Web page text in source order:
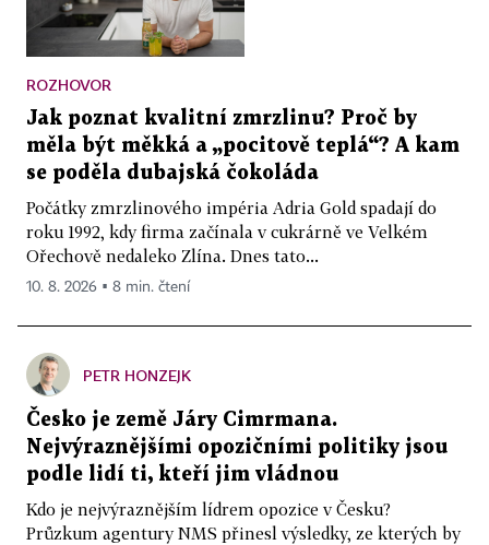
ROZHOVOR
Jak poznat kvalitní zmrzlinu? Proč by
měla být měkká a „pocitově teplá“? A kam
se poděla dubajská čokoláda
Počátky zmrzlinového impéria Adria Gold spadají do
roku 1992, kdy firma začínala v cukrárně ve Velkém
Ořechově nedaleko Zlína. Dnes tato...
10. 8. 2026 ▪ 8 min. čtení
PETR HONZEJK
Česko je země Járy Cimrmana.
Nejvýraznějšími opozičními politiky jsou
podle lidí ti, kteří jim vládnou
Kdo je nejvýraznějším lídrem opozice v Česku?
Průzkum agentury NMS přinesl výsledky, ze kterých by